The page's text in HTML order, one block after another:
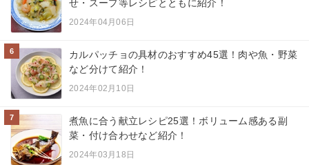
せ・スープ等レシピとともに紹介！
2024年04月06日
6
カルパッチョの具材のおすすめ45選！肉や魚・野菜
など分けて紹介！
2024年02月10日
7
煮魚に合う献立レシピ25選！ボリューム感ある副
菜・付け合わせなど紹介！
2024年03月18日